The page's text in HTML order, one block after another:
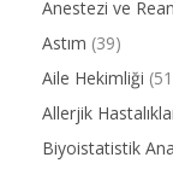
Anestezi ve
Astım (39)
Aile Hekimliği
Allerjik
Biyoistatistik